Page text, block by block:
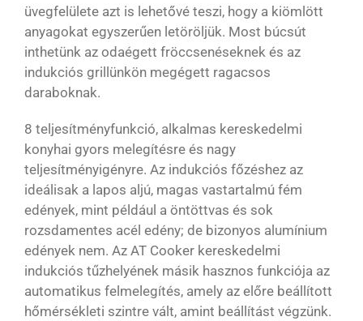
üvegfelülete azt is lehetővé teszi, hogy a kiömlött
anyagokat egyszerűen letöröljük. Most búcsút
inthetünk az odaégett fröccsenéseknek és az
indukciós grillünkön megégett ragacsos
daraboknak.
8 teljesítményfunkció, alkalmas kereskedelmi
konyhai gyors melegítésre és nagy
teljesítményigényre. Az indukciós főzéshez az
ideálisak a lapos aljú, magas vastartalmú fém
edények, mint például a öntöttvas és sok
rozsdamentes acél edény; de bizonyos alumínium
edények nem. Az AT Cooker kereskedelmi
indukciós tűzhelyének másik hasznos funkciója az
automatikus felmelegítés, amely az előre beállított
hőmérsékleti szintre vált, amint beállítást végzünk.